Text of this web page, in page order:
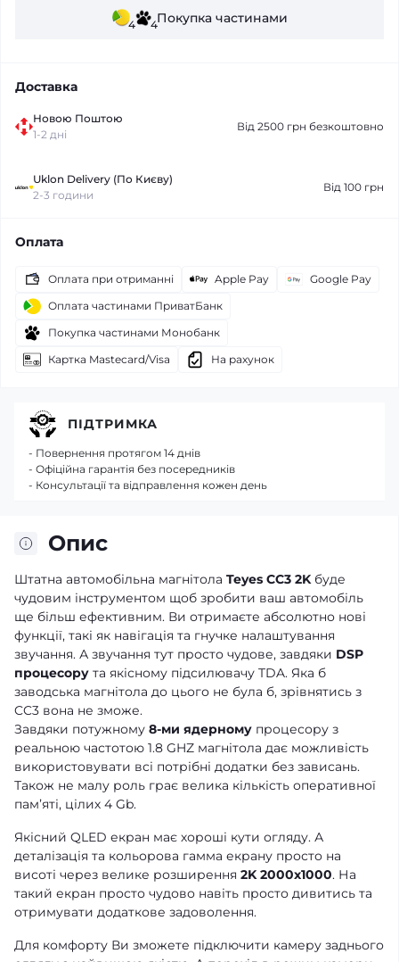
4 4Покупка частинами
Доставка
Новою Поштою
1-2 дні
Від 2500 грн безкоштовно
Uklon Delivery (По Києву)
2-3 години
Від 100 грн
Оплата
Оплата при отриманні Apple Pay
Google Pay
Оплата частинами ПриватБанк
Покупка частинами Монобанк
Картка Mastecard/Visa
На рахунок
Опис
Штатна автомобільна магнітола Teyes CC3 2Kбуде
чудовим інструментом щоб зробити ваш автомобіль
ще більш ефективним. Ви отримаєте абсолютно нові
функції, такі як навігація та гнучке налаштування
звучання. А звучання тут просто чудове, завдяки DSP
процесору та якісному підсилювачу TDA. Яка б
заводська магнітола до цього не була б, зрівнятись з
CC3 вона не зможе.
Завдяки потужному 8-ми ядерному процесору з
реальною частотою 1.8 GHZ магнітола дає можливість
використовувати всі потрібні додатки без зависань.
Також не малу роль грає велика кількість оперативної
памʼяті, цілих 4 Gb.
Якісний QLED екран має хороші кути огляду. А
деталізація та кольорова гамма екрану просто на
висоті через велике розширення 2K 2000x1000. На
такий екран просто чудово навіть просто дивитись та
отримувати додаткове задоволення.
Для комфорту Ви зможете підключити камеру заднього
ПІДТРИМКА
- Повернення протягом 14 днів
- Офіційна гарантія без посередників
- Консультації та відправлення кожен день